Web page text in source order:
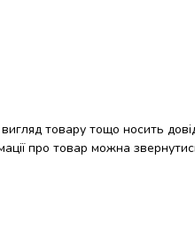
товару тощо носить
про товар можна